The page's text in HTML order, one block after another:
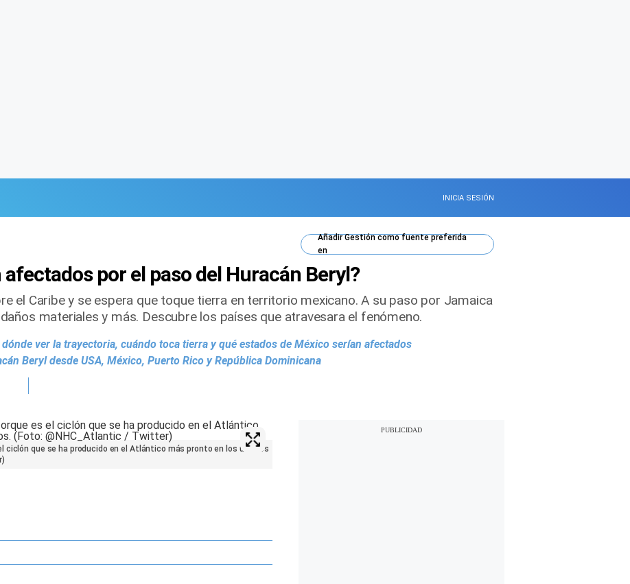
INICIA SESIÓN
AñadirGestióncomo fuente preferida
en
afectados por el paso del Huracán Beryl?
el Caribe y se espera que toque tierra en territorio mexicano. A su paso por Jamaica
materiales y más. Descubre los países que atravesara el fenómeno.
ver la trayectoria, cuándo toca tierra y qué estados de México serían afectados
Beryl desde USA, México, Puerto Rico y República Dominicana
ciclón que se ha producido en el Atlántico más pronto en los últimos